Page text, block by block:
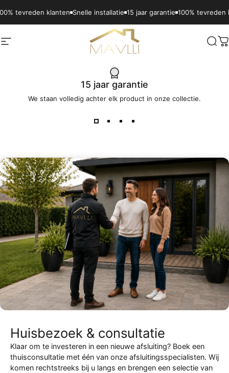
klanten Snelle installatie 15 jaar garantie 100% tevreden klanten
Site navigatie Mavlli
15 jaar garantie
We staan volledig achter elk product in onze collectie.
Huisbezoek & consultatie
Klaar om te investeren in een nieuwe afsluiting? Boek een
thuisconsultatie met één van onze afsluitingsspecialisten. Wij
komen rechtstreeks bij u langs en brengen een selectie van